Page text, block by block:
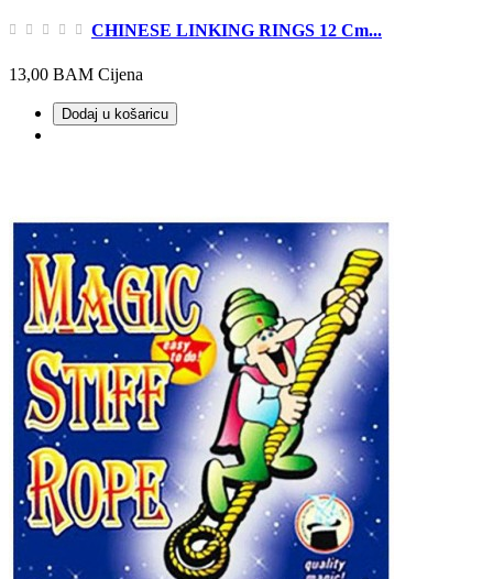
CHINESE LINKING RINGS 12 Cm...
13,00 BAM Cijena
Dodaj u košaricu